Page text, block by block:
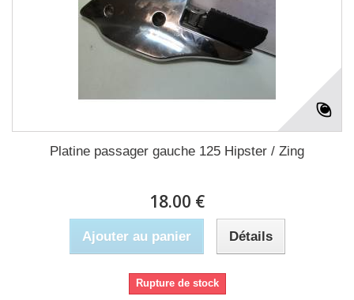
Platine passager gauche 125 Hipster / Zing
18.00 €
Ajouter au panier Détails
Rupture de stock